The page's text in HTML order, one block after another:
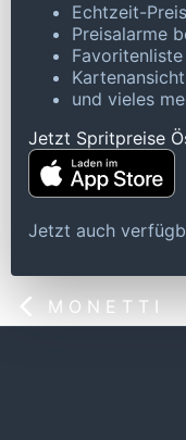
Echtzeit-
Preisalarme
und vieles
Jetzt Spritpreise
Jetzt auch
M O N E T T I